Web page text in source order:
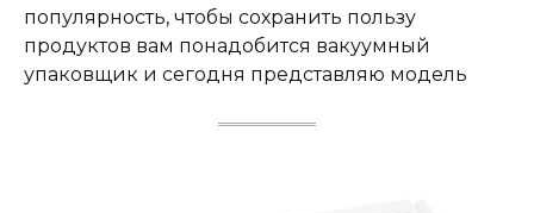
популярность, чтобы сохранить пользу
продуктов вам понадобится вакуумный
упаковщик и сегодня представляю модель